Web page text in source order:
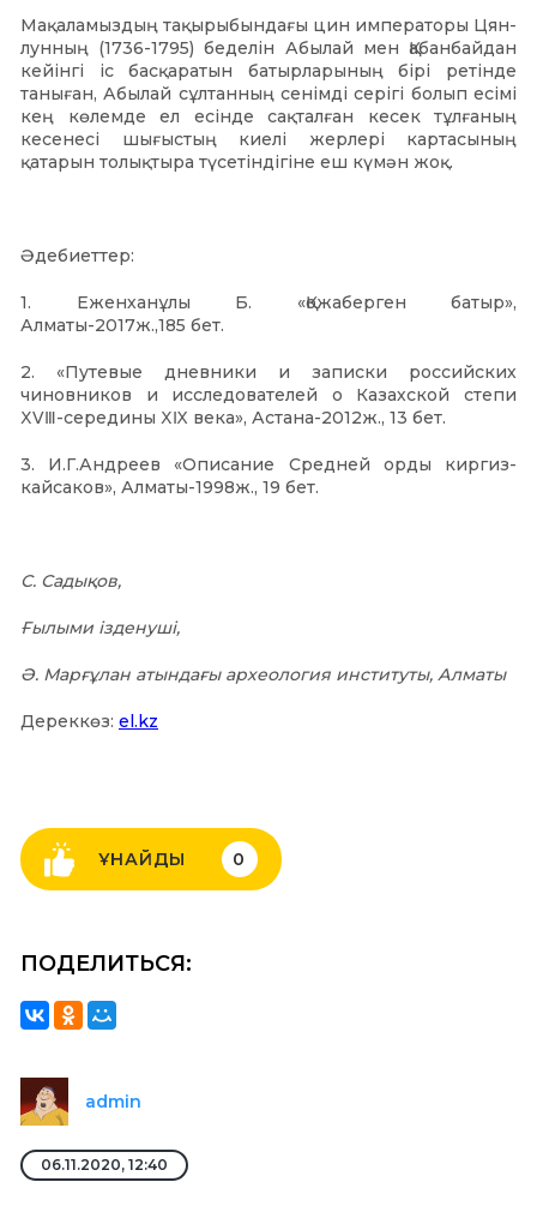
Мақаламыздың тақырыбындағы цин императоры Цян-
лунның (1736-1795) беделін Абылай мен Қабанбайдан
кейінгі іс басқаратын батырларының бірі ретінде
таныған, Абылай сұлтанның сенімді серігі болып есімі
кең көлемде ел есінде сақталған кесек тұлғаның
кесенесі шығыстың киелі жерлері картасының
қатарын толықтыра түсетіндігіне еш күмән жоқ.
Әдебиеттер:
1. Еженханұлы Б. «Қожаберген батыр»,
Алматы-2017ж.,185 бет.
2. «Путевые дневники и записки российских
чиновников и исследователей о Казахской степи
ⅩⅤⅢ-середины ⅩⅨ века», Астана-2012ж., 13 бет.
3. И.Г.Андреев «Описание Средней орды киргиз-
кайсаков», Алматы-1998ж., 19 бет.
С. Садықов,
Ғылыми ізденуші,
Ә. Марғұлан атындағы археология институты, Алматы
Дереккөз: el.kz
ҰНАЙДЫ 0
ПОДЕЛИТЬСЯ:
admin
06.11.2020, 12:40